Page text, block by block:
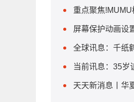
重点聚焦
屏幕保护动画设
全球讯息：千纸
当前讯息：35岁
天天新消息丨华